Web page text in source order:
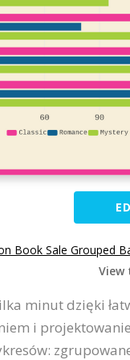
Book Sale Grouped
View
minut dzięki
i